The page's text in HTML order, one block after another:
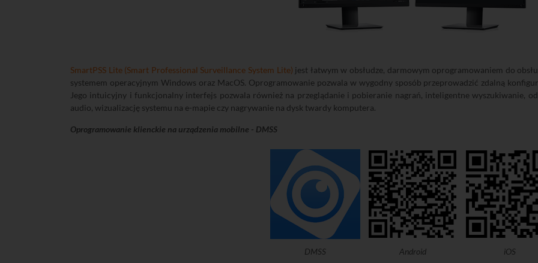
SmartPSS Lite (Smart Professional Surveillance System Lite) jest łatwym w obsłudze, darmowym oprogramowaniem do
systemem operacyjnym Windows oraz MacOS. Oprogramowanie pozwala w wygodny sposób przeprowadzić zdalną
Jego intuicyjny i funkcjonalny interfejs pozwala również na przeglądanie i pobieranie nagrań, inteligentne wyszukiwanie,
audio, wizualizację systemu na e-mapie czy nagrywanie na dysk twardy komputera.
Oprogramowanie klienckie na urządzenia mobilne - DMSS
DMSS Android iOS